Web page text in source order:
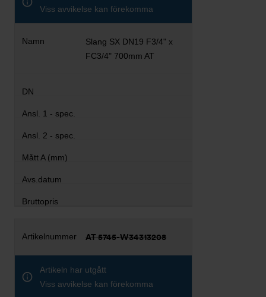
Viss avvikelse kan förekomma
Slang SX DN19 F3/4" x
FC3/4" 700mm AT
AT 5745-W34313208
Artikeln har utgått
Viss avvikelse kan förekomma